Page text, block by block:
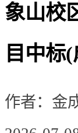
象山校
目中标
作者：